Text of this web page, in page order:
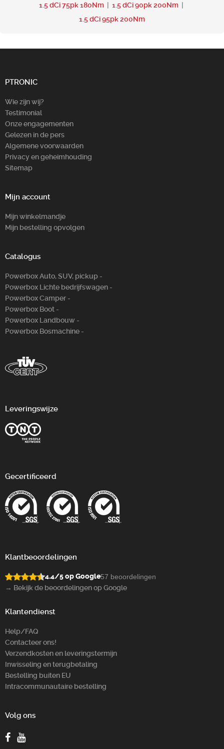
1.5 dCi 75pk 180Nm
1.5 dCi 90pk 200Nm
1.5 dCi 95pk 200Nm
PTRONIC
Wie zijn wij?
Testimonial
Onze engagementen
Gelezen in de pers
Algemene voorwaarden
Privacy en geheimhouding
Sitemap
Mijn account
Mijn winkelmandje
Mijn bestelling opvolgen
Catalogus
Powerbox Auto, SUV, pickup -
Powerbox Lichte bedrijfswagen -
Powerbox Camper -
Powerbox Boot -
Powerbox Landbouw -
Powerbox Bosm­achine -
Leveringswijze
Gecertificeerd
Klantbeoordelingen
4.4/5 op Google57 beoordelingen
→ Bekijk de beoordelingen op Google
Klantendienst
Help/FAQ
Contacteer ons!
Verzendkosten en leveringstermijn
Inwisseling en terugbetaling
Bestelling buiten EU
Intracommunautaire bestelling
Volg ons